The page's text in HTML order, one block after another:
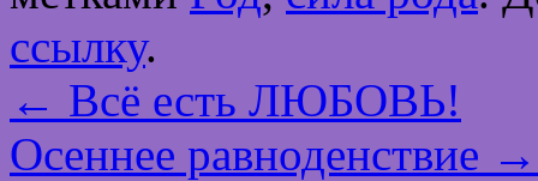
ссылку.
← Всё есть ЛЮБОВЬ!
Осеннее равноденствие →